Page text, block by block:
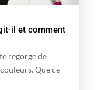
il et comment
regorge de
Que ce